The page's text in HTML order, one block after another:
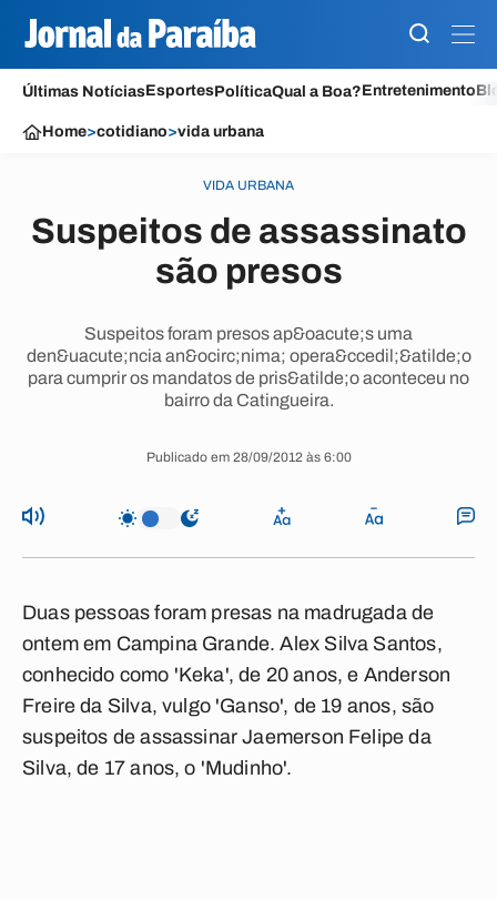
Últimas NotíciasEsportesPolíticaQual a Boa?Entretenimento
Home>cotidiano>vida urbana
VIDA URBANA
Suspeitos de assassinato
são presos
Suspeitos foram presos ap&oacute;s uma
den&uacute;ncia an&ocirc;nima; opera&ccedil;&atilde;o
para cumprir os mandatos de pris&atilde;o aconteceu no
bairro da Catingueira.
Publicado em 28/09/2012 às 6:00
Duas pessoas foram presas na madrugada de
ontem em Campina Grande. Alex Silva Santos,
conhecido como 'Keka', de 20 anos, e Anderson
Freire da Silva, vulgo 'Ganso', de 19 anos, são
suspeitos de assassinar Jaemerson Felipe da
Silva, de 17 anos, o 'Mudinho'.